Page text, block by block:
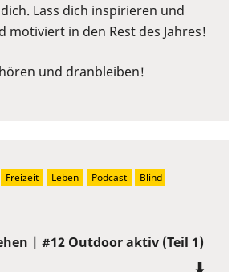
Lass dich inspirieren und
motiviert in den Rest des Jahres!
und dranbleiben!
| #12 Outdoor aktiv (Teil 1)
Freizeit Leben Podcast
Blind